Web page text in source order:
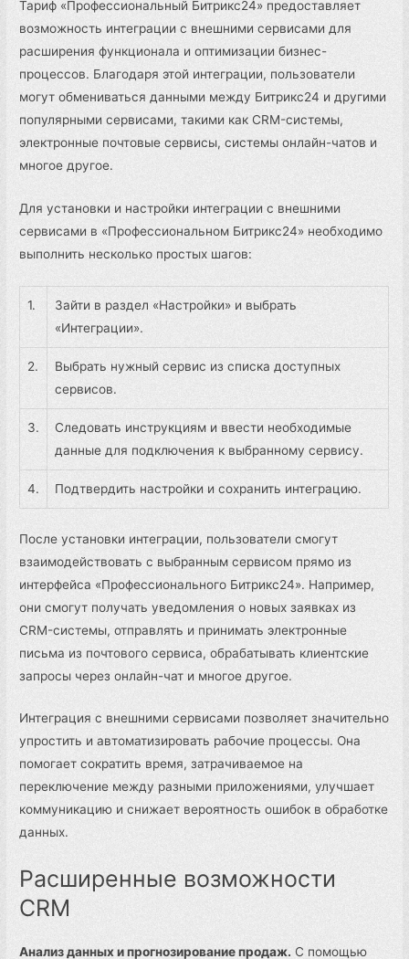
Тариф «Профессиональный Битрикс24» предоставляет
возможность интеграции с внешними сервисами для
расширения функционала и оптимизации бизнес-
процессов. Благодаря этой интеграции, пользователи
могут обмениваться данными между Битрикс24 и другими
популярными сервисами, такими как CRM-системы,
электронные почтовые сервисы, системы онлайн-чатов и
многое другое.
Для установки и настройки интеграции с внешними
сервисами в «Профессиональном Битрикс24» необходимо
выполнить несколько простых шагов:
1.
Зайти в раздел «Настройки» и выбрать
«Интеграции».
2.
Выбрать нужный сервис из списка доступных
сервисов.
3.
Следовать инструкциям и ввести необходимые
данные для подключения к выбранному сервису.
4. Подтвердить настройки и сохранить интеграцию.
После установки интеграции, пользователи смогут
взаимодействовать с выбранным сервисом прямо из
интерфейса «Профессионального Битрикс24». Например,
они смогут получать уведомления о новых заявках из
CRM-системы, отправлять и принимать электронные
письма из почтового сервиса, обрабатывать клиентские
запросы через онлайн-чат и многое другое.
Интеграция с внешними сервисами позволяет значительно
упростить и автоматизировать рабочие процессы. Она
помогает сократить время, затрачиваемое на
переключение между разными приложениями, улучшает
коммуникацию и снижает вероятность ошибок в обработке
данных.
Расширенные возможности
CRM
Анализ данных и прогнозирование продаж. С помощью